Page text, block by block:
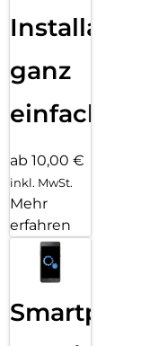
Installation
ganz
einfach
ab 10,00 €
inkl. MwSt.
Mehr
erfahren
Smartphone